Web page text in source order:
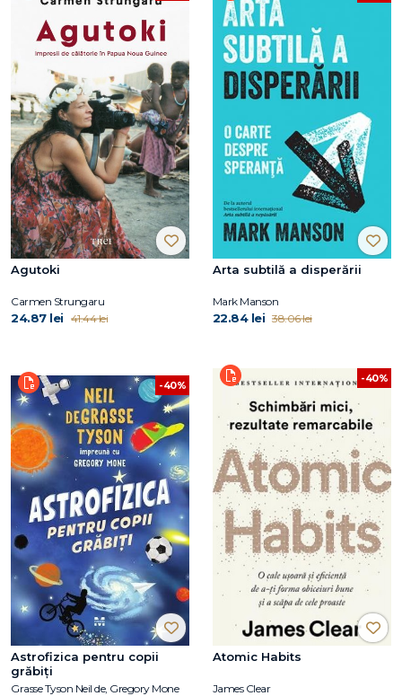
Agutoki
Carmen Strungaru
24.87 lei 41.44 lei
Arta subtilă a disperării
Mark Manson
22.84 lei 38.06 lei
-40%
Astrofizica pentru copii
grăbiți
Grasse Tyson Neil de, Gregory Mone
-40%
Atomic Habits
James Clear